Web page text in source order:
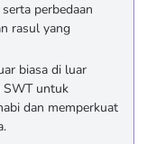
perbedaan
rasul yang
biasa di luar
SWT untuk
dan memperkuat